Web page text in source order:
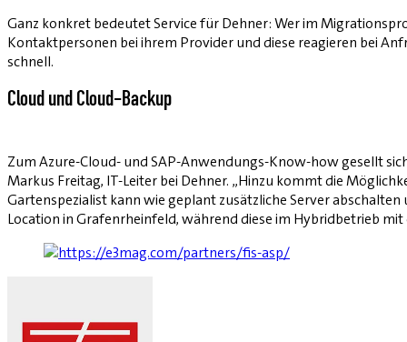
Ganz konkret bedeutet Service für Dehner: Wer im
Kontaktpersonen bei ihrem Provider und diese reagieren bei
schnell.
Cloud und Cloud-Backup
Zum Azure-Cloud- und SAP-Anwendungs-Know-how gesellt
Markus Freitag, IT-Leiter bei Dehner. „Hinzu kommt die
Gartenspezialist kann wie geplant zusätzliche Server
Location in Grafenrheinfeld, während diese im Hybridbetrieb